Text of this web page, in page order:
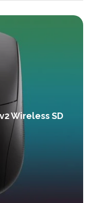
Wireless SD